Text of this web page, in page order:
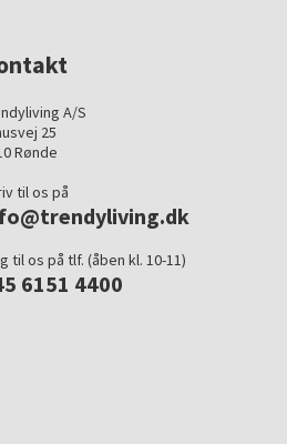
A/S
25
Rønde
til os på
til os på tlf. (åben kl. 10-11)
6151 4400